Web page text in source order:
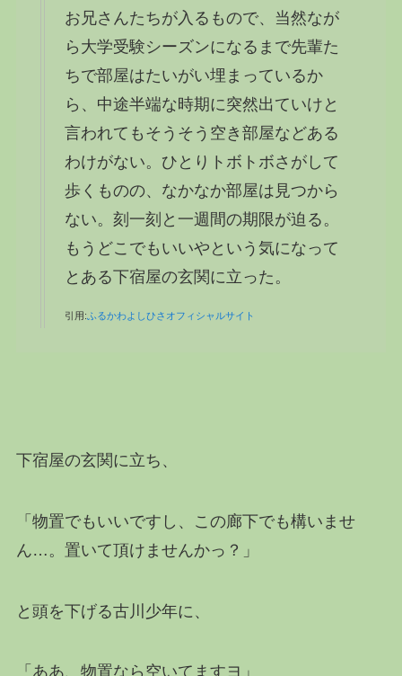
お兄さんたちが入るもので、当然なが
ら大学受験シーズンになるまで先輩た
ちで部屋はたいがい埋まっているか
ら、中途半端な時期に突然出ていけと
言われてもそうそう空き部屋などある
わけがない。ひとりトボトボさがして
歩くものの、なかなか部屋は見つから
ない。刻一刻と一週間の期限が迫る。
もうどこでもいいやという気になって
とある下宿屋の玄関に立った。
引用:ふるかわよしひさオフィシャルサイト
下宿屋の玄関に立ち、
「物置でもいいですし、この廊下でも構いませ
ん…。置いて頂けませんかっ？」
と頭を下げる古川少年に、
「ああ、物置なら空いてますヨ」